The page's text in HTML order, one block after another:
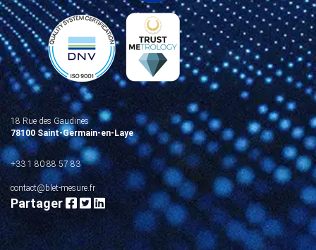
18 Rue des Gaudines
78100 Saint-Germain-en-Laye
+33 1 80 88 57 83
contact@blet-mesure.fr
Partager